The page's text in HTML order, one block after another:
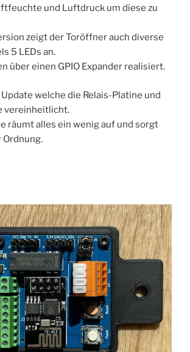
und Luftdruck um diese zu
zeigt der Toröffner auch diverse
5 LEDs an.
über einen GPIO Expander realisiert.
welche die Relais-Platine und
vereinheitlicht.
räumt alles ein wenig auf und sorgt